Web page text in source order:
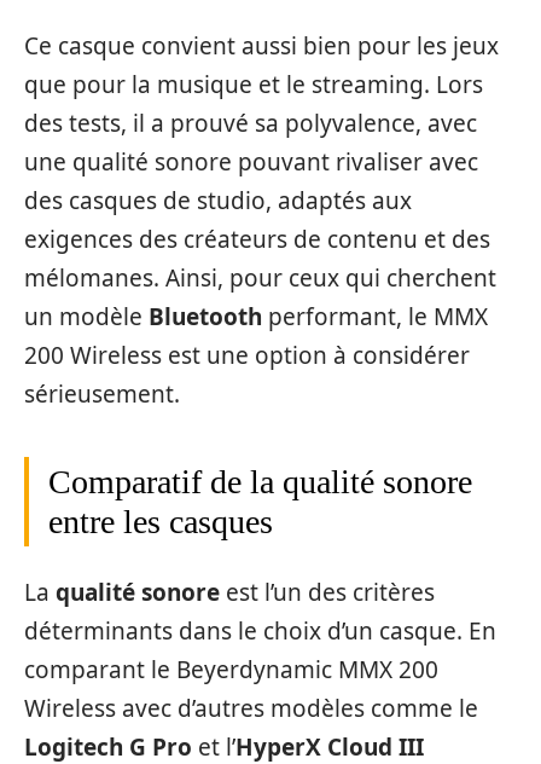
Ce casque convient aussi bien pour les jeux
que pour la musique et le streaming. Lors
des tests, il a prouvé sa polyvalence, avec
une qualité sonore pouvant rivaliser avec
des casques de studio, adaptés aux
exigences des créateurs de contenu et des
mélomanes. Ainsi, pour ceux qui cherchent
un modèle Bluetooth performant, le MMX
200 Wireless est une option à considérer
sérieusement.
Comparatif de la qualité sonore
entre les casques
La qualité sonore est l’un des critères
déterminants dans le choix d’un casque. En
comparant le Beyerdynamic MMX 200
Wireless avec d’autres modèles comme le
Logitech G Pro et l’HyperX Cloud III